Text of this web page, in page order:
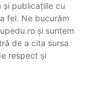
și publicațiile cu
fel. Ne bucurăm
și suntem
de a cita sursa
respect și